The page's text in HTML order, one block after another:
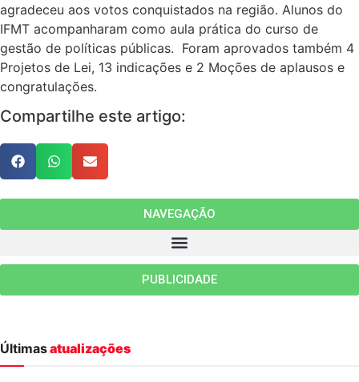
agradeceu aos votos conquistados na região. Alunos do
IFMT acompanharam como aula prática do curso de
gestão de políticas públicas. Foram aprovados também 4
Projetos de Lei, 13 indicações e 2 Moções de aplausos e
congratulações.
Compartilhe este artigo:
NAVEGAÇÃO
PUBLICIDADE
Últimasatualizações